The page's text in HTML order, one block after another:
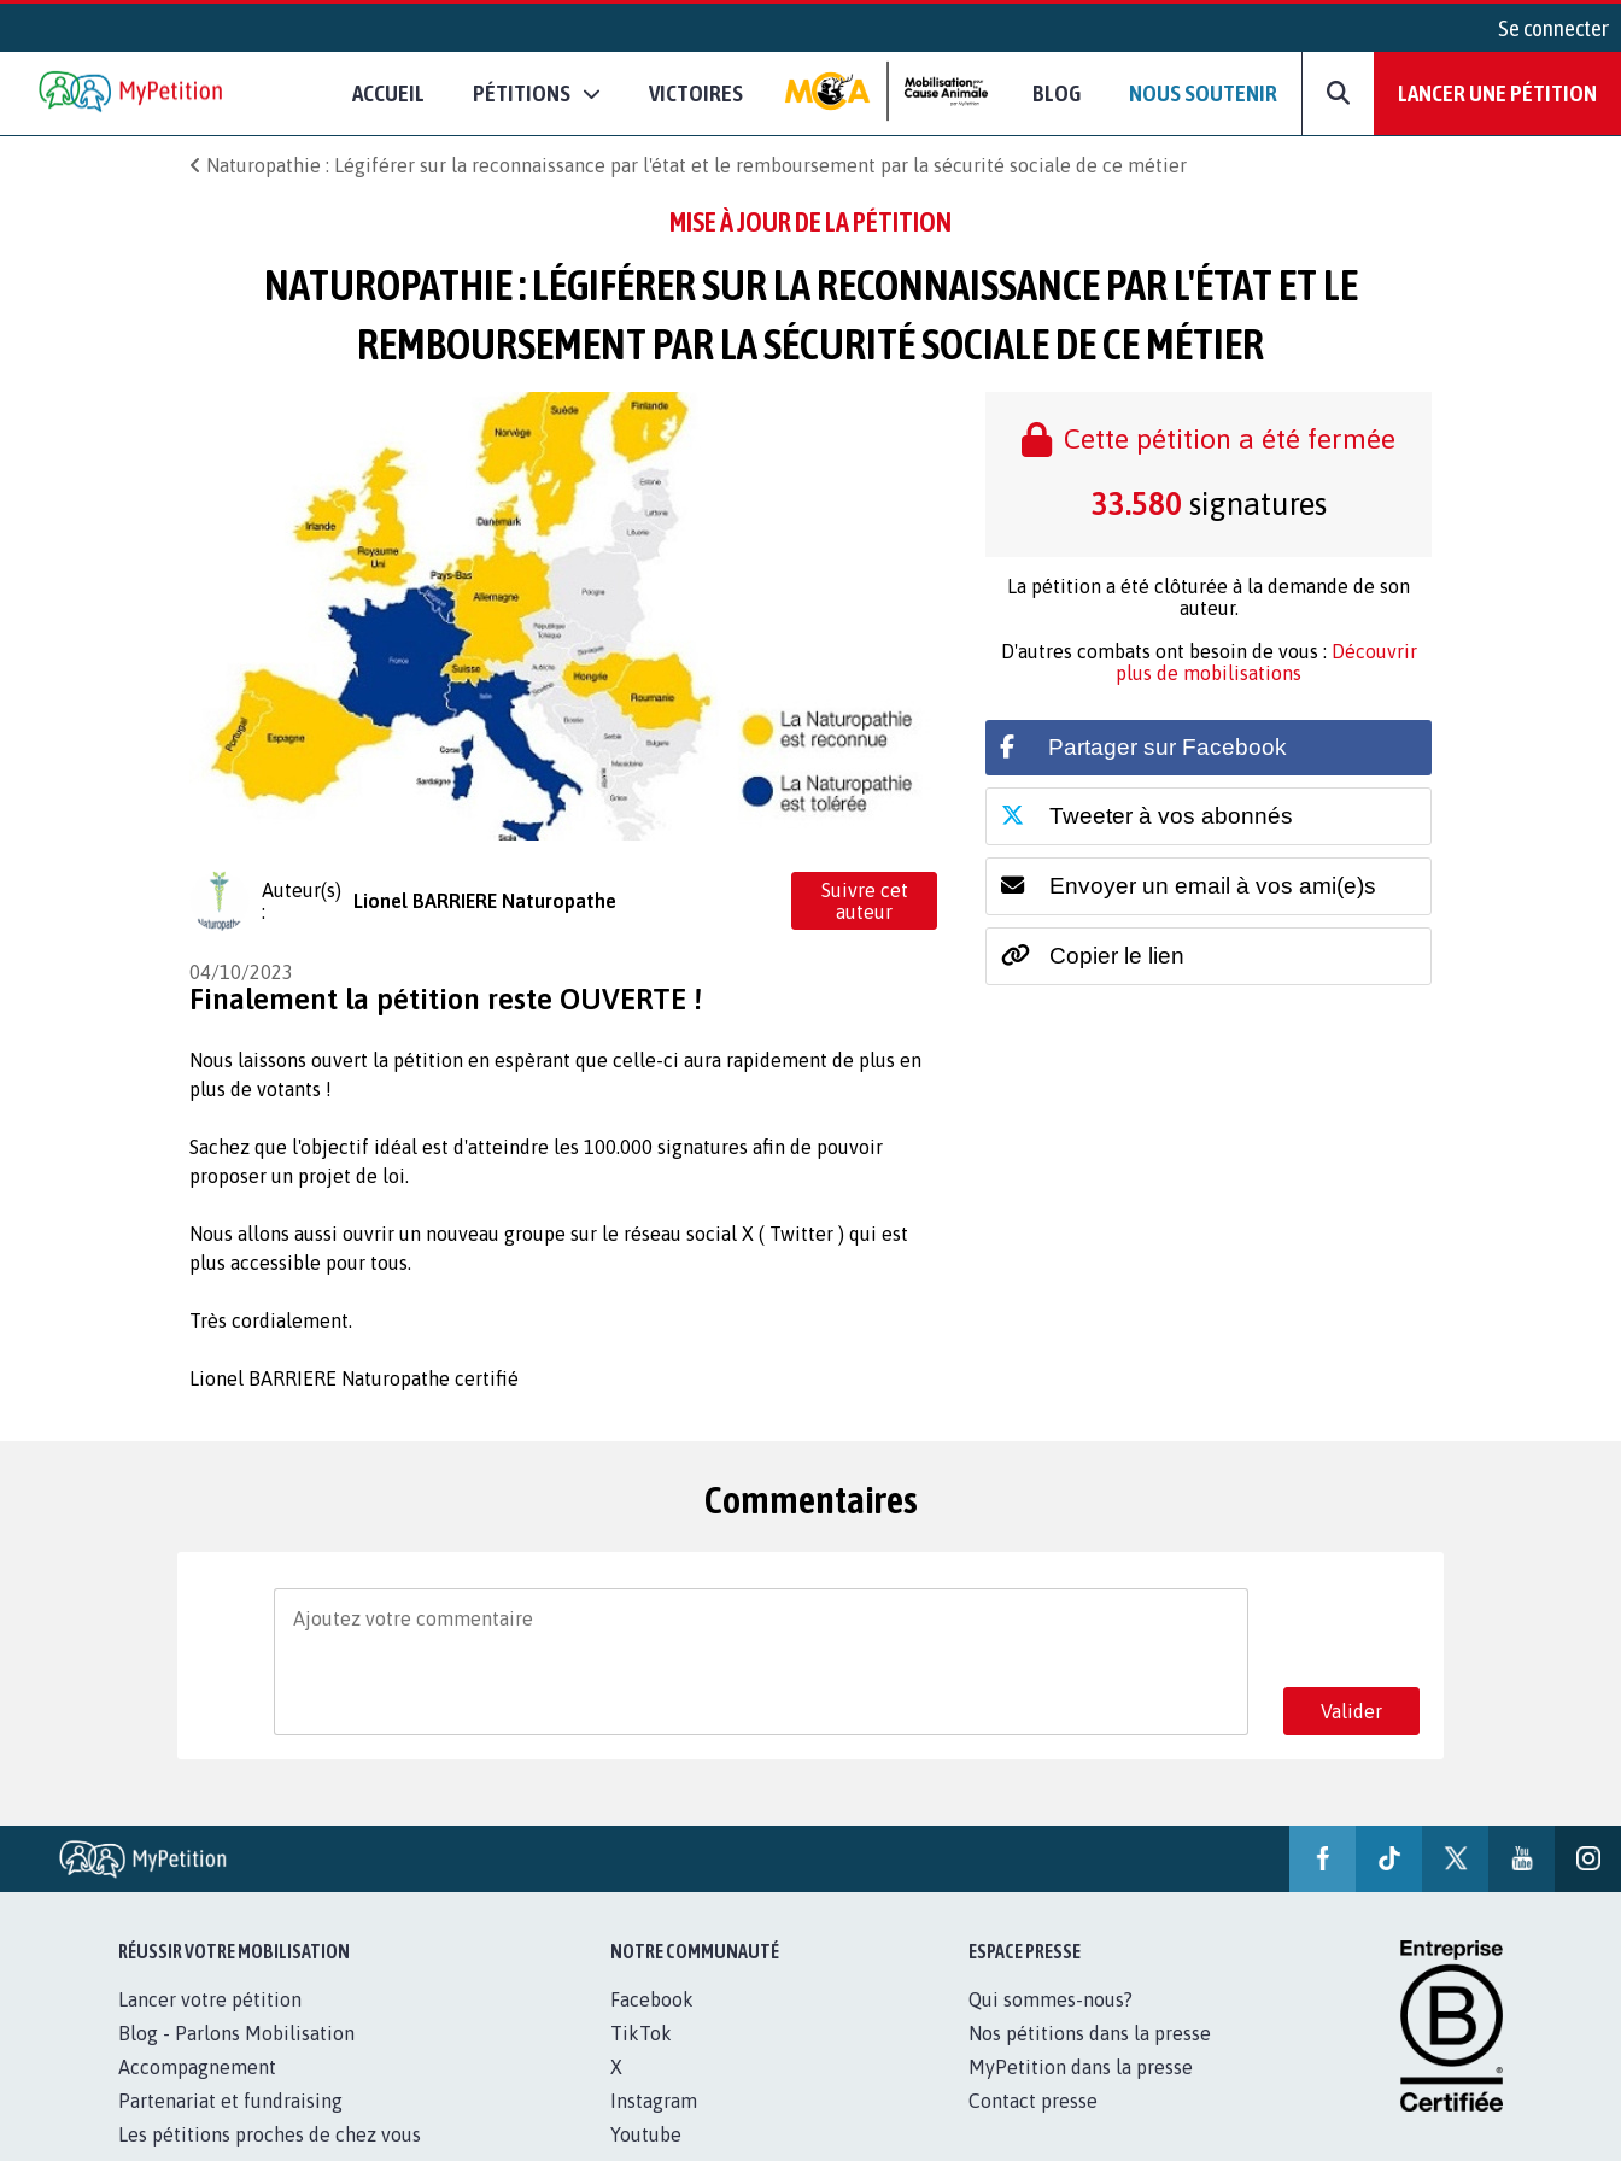
Se connecter
ACCUEIL PÉTITIONS VICTOIRES BLOG NOUS SOUTENIR LANCER UNE PÉTITION
Naturopathie : Légiférer sur la reconnaissance par l'état et le remboursement par la sécurité sociale de ce métier
MISE À JOUR DE LA PÉTITION
NATUROPATHIE : LÉGIFÉRER SUR LA RECONNAISSANCE PAR L'ÉTAT ET LE
REMBOURSEMENT PAR LA SÉCURITÉ SOCIALE DE CE MÉTIER
Auteur(s)
:
Lionel BARRIERE Naturopathe
Suivre cet
auteur
04/10/2023
Finalement la pétition reste OUVERTE !
Nous laissons ouvert la pétition en espèrant que celle-ci aura rapidement de plus en
plus de votants !
Sachez que l'objectif idéal est d'atteindre les 100.000 signatures afin de pouvoir
proposer un projet de loi.
Nous allons aussi ouvrir un nouveau groupe sur le réseau social X ( Twitter ) qui est
plus accessible pour tous.
Très cordialement.
Lionel BARRIERE Naturopathe certifié
Cette pétition a été fermée
33.580 signatures
La pétition a été clôturée à la demande de son
auteur.
D'autres combats ont besoin de vous : Découvrir
plus de mobilisations
Partager sur Facebook
Tweeter à vos abonnés
Envoyer un email à vos ami(e)s
Copier le lien
Commentaires
Valider
RÉUSSIR VOTRE MOBILISATION
Lancer votre pétition
Blog - Parlons Mobilisation
Accompagnement
Partenariat et fundraising
Les pétitions proches de chez vous
NOTRE COMMUNAUTÉ
Facebook
TikTok
X
Instagram
Youtube
ESPACE PRESSE
Qui sommes-nous?
Nos pétitions dans la presse
MyPetition dans la presse
Contact presse